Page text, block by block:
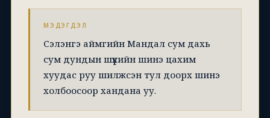
МЭДЭГДЭЛ
Сэлэнгэ аймгийн Мандал сум дахь
сум дундын шүүхийн шинэ цахим
хуудас руу шилжсэн тул доорх шинэ
холбоосоор хандана уу.